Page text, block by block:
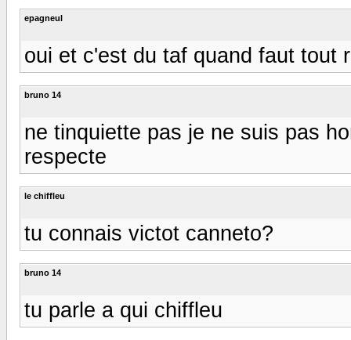
epagneul
oui et c'est du taf quand faut tout
bruno 14
ne tinquiette pas je ne suis pas
respecte
le chiffleu
tu connais victot canneto?
bruno 14
tu parle a qui chiffleu